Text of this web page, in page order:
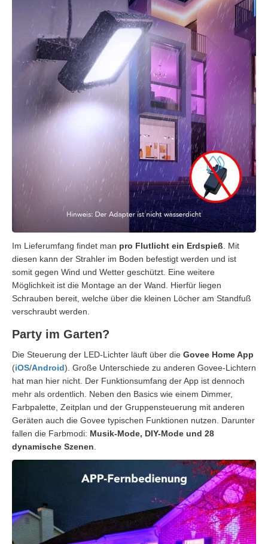
Im Lieferumfang findet man pro Flutlicht ein Erdspieß . Mit
diesen kann der Strahler im Boden befestigt werden und ist
somit gegen Wind und Wetter geschützt. Eine weitere
Möglichkeit ist die Montage an der Wand. Hierfür liegen
Schrauben bereit, welche über die kleinen Löcher am Standfuß
verschraubt werden.
Party im Garten?
Die Steuerung der LED-Lichter läuft über die Govee Home App
(iOS/Android). Große Unterschiede zu anderen Govee-Lichtern
hat man hier nicht. Der Funktionsumfang der App ist dennoch
mehr als ordentlich. Neben den Basics wie einem Dimmer,
Farbpalette, Zeitplan und der Gruppensteuerung mit anderen
Geräten auch die Govee typischen Funktionen nutzen. Darunter
fallen die Farbmodi: Musik-Mode, DIY-Mode und 28
dynamische Szenen